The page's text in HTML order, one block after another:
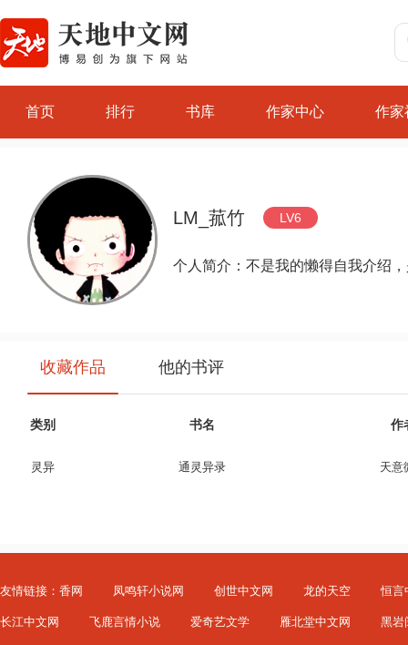
首页 排行 书库 作家中心 作家
LM_菰竹 LV6
个人简介：不是我的懒得自我介绍
收藏作品 他的书评
类别 书名 作
灵异 通灵异录 天意
友情链接： 香网 凤鸣轩小说网 创世中文网 龙的天空 恒言
长江中文网 飞鹿言情小说 爱奇艺文学 雁北堂中文网 黑岩